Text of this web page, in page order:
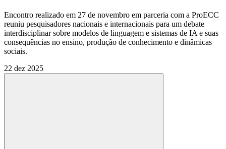
Encontro realizado em 27 de novembro em parceria com a ProECC
reuniu pesquisadores nacionais e internacionais para um debate
interdisciplinar sobre modelos de linguagem e sistemas de IA e suas
consequências no ensino, produção de conhecimento e dinâmicas
sociais.
22 dez 2025